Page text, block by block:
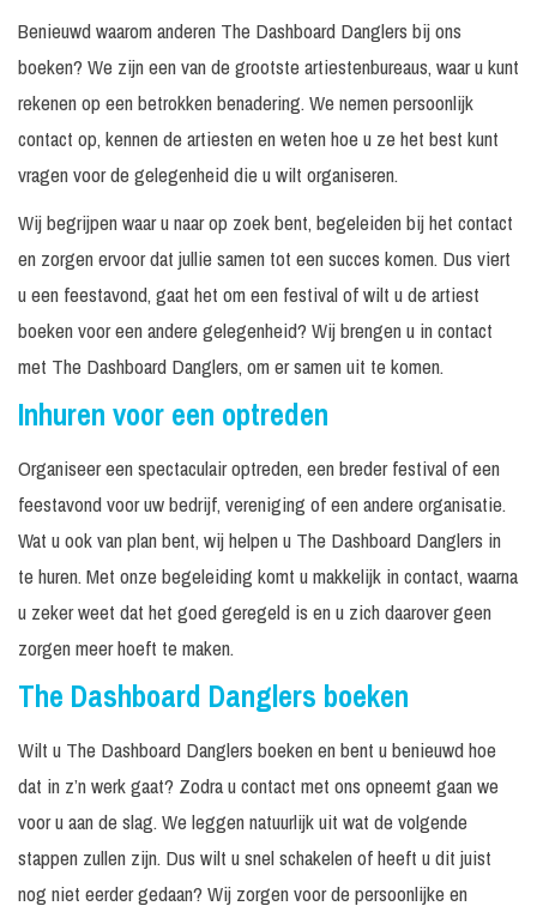
Benieuwd waarom anderen The Dashboard Danglers bij ons
boeken? We zijn een van de grootste artiestenbureaus, waar u kunt
rekenen op een betrokken benadering. We nemen persoonlijk
contact op, kennen de artiesten en weten hoe u ze het best kunt
vragen voor de gelegenheid die u wilt organiseren.
Wij begrijpen waar u naar op zoek bent, begeleiden bij het contact
en zorgen ervoor dat jullie samen tot een succes komen. Dus viert
u een feestavond, gaat het om een festival of wilt u de artiest
boeken voor een andere gelegenheid? Wij brengen u in contact
met The Dashboard Danglers, om er samen uit te komen.
Inhuren voor een optreden
Organiseer een spectaculair optreden, een breder festival of een
feestavond voor uw bedrijf, vereniging of een andere organisatie.
Wat u ook van plan bent, wij helpen u The Dashboard Danglers in
te huren. Met onze begeleiding komt u makkelijk in contact, waarna
u zeker weet dat het goed geregeld is en u zich daarover geen
zorgen meer hoeft te maken.
The Dashboard Danglers boeken
Wilt u The Dashboard Danglers boeken en bent u benieuwd hoe
dat in z’n werk gaat? Zodra u contact met ons opneemt gaan we
voor u aan de slag. We leggen natuurlijk uit wat de volgende
stappen zullen zijn. Dus wilt u snel schakelen of heeft u dit juist
nog niet eerder gedaan? Wij zorgen voor de persoonlijke en